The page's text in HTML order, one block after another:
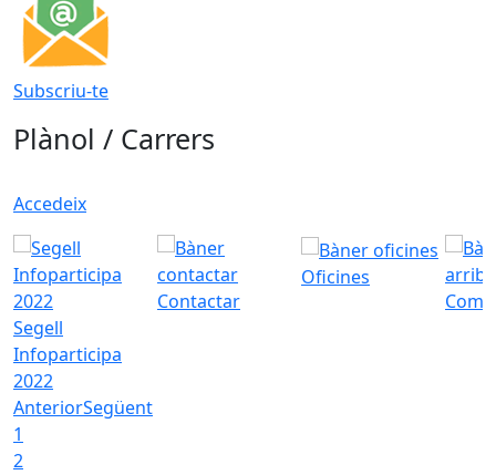
Subscriu-te
Plànol / Carrers
Accedeix
Segell
Infoparticipa
2022
Contactar
Oficines
Com
AnteriorSegüent
1
2